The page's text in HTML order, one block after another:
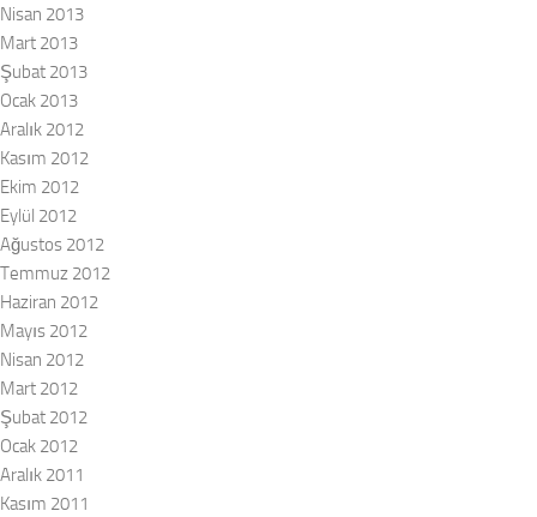
Nisan 2013
Mart 2013
Şubat 2013
Ocak 2013
Aralık 2012
Kasım 2012
Ekim 2012
Eylül 2012
Ağustos 2012
Temmuz 2012
Haziran 2012
Mayıs 2012
Nisan 2012
Mart 2012
Şubat 2012
Ocak 2012
Aralık 2011
Kasım 2011